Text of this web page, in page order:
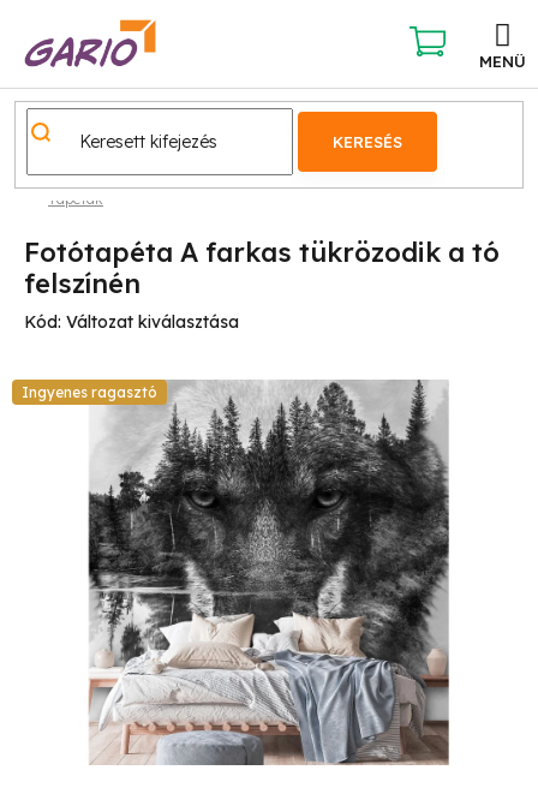
KERESÉS
KOSÁR
Tapéták
Fotótapéta A farkas tükrözodik a tó
felszínén
Kód: Változat kiválasztása
Ingyenes ragasztó